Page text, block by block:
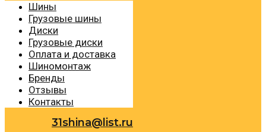
Шины
Грузовые шины
Диски
Грузовые диски
Оплата и доставка
Шиномонтаж
Бренды
Отзывы
Контакты
31shina@list.ru